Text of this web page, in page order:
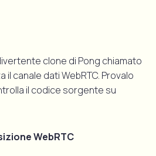
clone di Pong chiamato
il canale dati WebRTC. Provalo
il codice sorgente su
WebRTC